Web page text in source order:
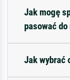
Jak mogę
pasować
Jak wybrać